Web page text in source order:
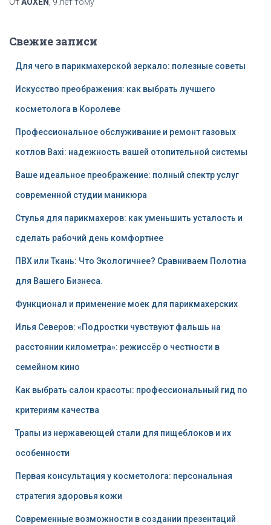
ОтAOXEN , 9 леттому
Свежие записи
Для чего в парикмахерской зеркало: полезные советы
Искусство преображения: как выбрать лучшего
косметолога в Королеве
Профессиональное обслуживание и ремонт газовых
котлов Baxi: надежность вашей отопительной системы
Ваше идеальное преображение: полный спектр услуг
современной студии маникюра
Стулья для парикмахеров: как уменьшить усталость и
сделать рабочий день комфортнее
ПВХ или Ткань: Что Экологичнее? Сравниваем Полотна
для Вашего Бизнеса.
Функционал и применение моек для парикмахерских
Илья Северов: «Подростки чувствуют фальшь на
расстоянии километра»: режиссёр о честности в
семейном кино
Как выбрать салон красоты: профессиональный гид по
критериям качества
Трапы из нержавеющей стали для пищеблоков и их
особенности
Первая консультация у косметолога: персональная
стратегия здоровья кожи
Современные возможности в создании презентаций